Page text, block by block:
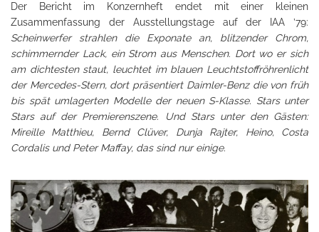
Der Bericht im Konzernheft endet mit einer kleinen
Zusammenfassung der Ausstellungstage auf der IAA ’79:
Scheinwerfer strahlen die Exponate an, blitzender Chrom,
schimmernder Lack, ein Strom aus Menschen. Dort wo er sich
am dichtesten staut, leuchtet im blauen Leuchtstoffröhrenlicht
der Mercedes-Stern, dort präsentiert Daimler-Benz die von früh
bis spät umlagerten Modelle der neuen S-Klasse. Stars unter
Stars auf der Premierenszene. Und Stars unter den Gästen:
Mireille Matthieu, Bernd Clüver, Dunja Rajter, Heino, Costa
Cordalis und Peter Maffay, das sind nur einige.